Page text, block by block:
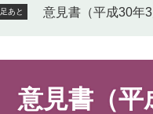
足あと 意見書（平成30年3
意見書（平